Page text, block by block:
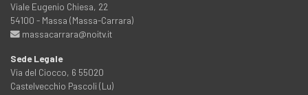
Viale Eugenio Chiesa, 22
54100 - Massa (Massa-Carrara)
massacarrara@noitv.it
Sede Legale
Via del Ciocco, 6 55020
Castelvecchio Pascoli (Lu)